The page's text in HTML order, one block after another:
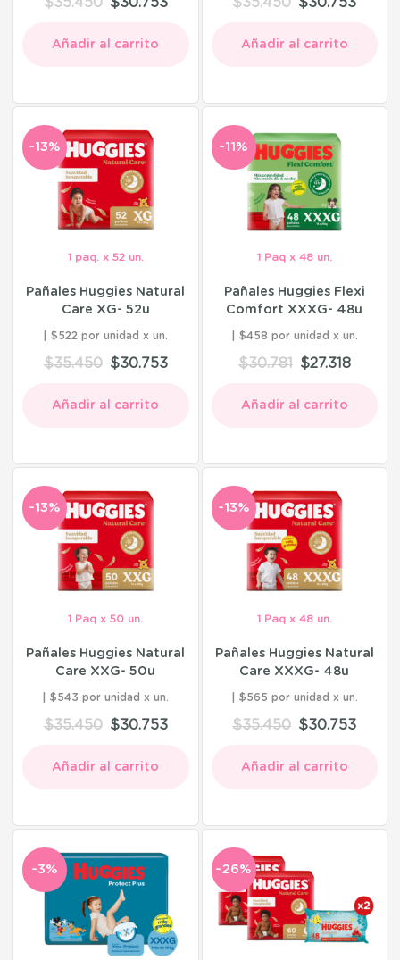
Añadir al carrito Añadir al carrito
-13%
1 paq. x 52 un.
Pañales Huggies Natural
Care XG- 52u
$522 por unidad
$35.450 $30.753
Añadir al carrito
-11%
1 Paq x 48 un.
Pañales Huggies Flexi
Comfort XXXG- 48u
$458 por unidad
$30.781 $27.318
Añadir al carrito
-13%
1 Paq x 50 un.
Pañales Huggies Natural
Care XXG- 50u
$543 por unidad
$35.450 $30.753
Añadir al carrito
-13%
1 Paq x 48 un.
Pañales Huggies Natural
Care XXXG- 48u
$565 por unidad
$35.450 $30.753
Añadir al carrito
-3% -26%